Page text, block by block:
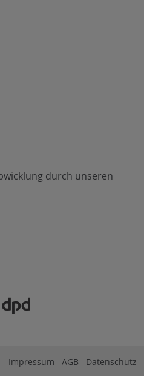
durch unseren
Impressum AGB Datenschutz